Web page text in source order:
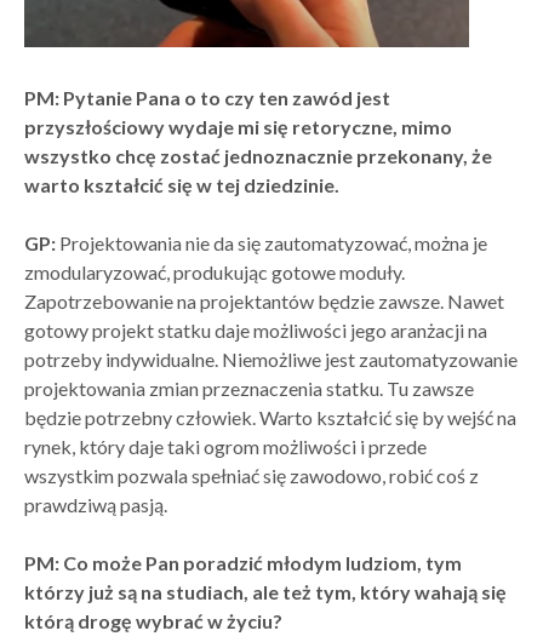
PM: Pytanie Pana o to czy ten zawód jest
przyszłościowy wydaje mi się retoryczne, mimo
wszystko chcę zostać jednoznacznie przekonany, że
warto kształcić się w tej dziedzinie.
GP: Projektowania nie da się zautomatyzować, można je
zmodularyzować, produkując gotowe moduły.
Zapotrzebowanie na projektantów będzie zawsze. Nawet
gotowy projekt statku daje możliwości jego aranżacji na
potrzeby indywidualne. Niemożliwe jest zautomatyzowanie
projektowania zmian przeznaczenia statku. Tu zawsze
będzie potrzebny człowiek. Warto kształcić się by wejść na
rynek, który daje taki ogrom możliwości i przede
wszystkim pozwala spełniać się zawodowo, robić coś z
prawdziwą pasją.
PM: Co może Pan poradzić młodym ludziom, tym
którzy już są na studiach, ale też tym, który wahają się
którą drogę wybrać w życiu?